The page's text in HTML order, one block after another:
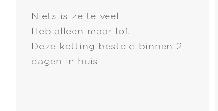
Niets is ze te veel
Heb alleen maar lof.
Deze ketting besteld binnen 2
dagen in huis